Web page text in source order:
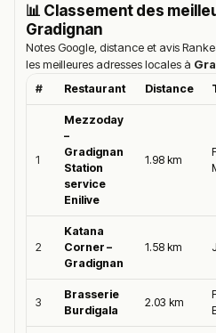
📊 Classement des
Gradignan
Notes Google, distance et avis
les meilleures adresses locales à
# Restaurant Distance
1
Mezzoday
–
Gradignan
Station
service
Enilive
1.98 km
2
Katana
Corner –
Gradignan
1.58 km
3
Brasserie
Burdigala
2.03 km